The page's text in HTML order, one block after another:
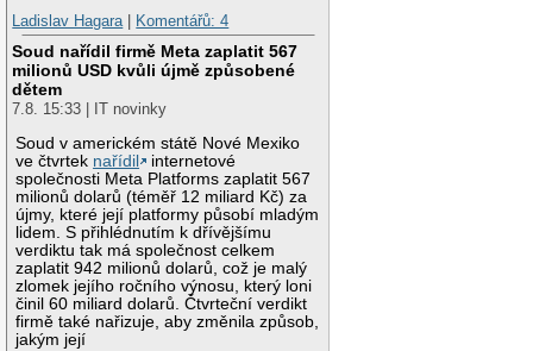
Ladislav Hagara
Komentářů: 4
Soud nařídil firmě Meta zaplatit 567
milionů USD kvůli újmě způsobené
dětem
7.8. 15:33 | IT novinky
Soud v americkém státě Nové Mexiko
ve čtvrtek nařídil
internetové
společnosti Meta Platforms zaplatit 567
milionů dolarů (téměř 12 miliard Kč) za
újmy, které její platformy působí mladým
lidem. S přihlédnutím k dřívějšímu
verdiktu tak má společnost celkem
zaplatit 942 milionů dolarů, což je malý
zlomek jejího ročního výnosu, který loni
činil 60 miliard dolarů. Čtvrteční verdikt
firmě také nařizuje, aby změnila způsob,
jakým její